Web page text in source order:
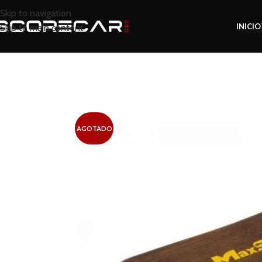
Skip to navigation
Skip to main content
INICIO
AGOTADO